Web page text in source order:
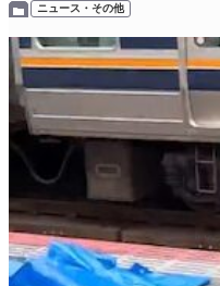
ニュース・その他